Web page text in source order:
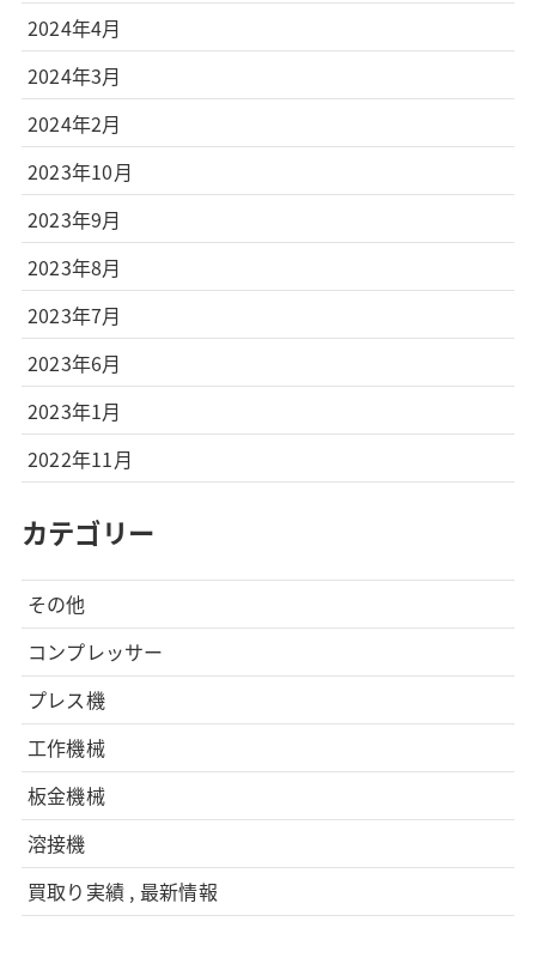
2024年4月
2024年3月
2024年2月
2023年10月
2023年9月
2023年8月
2023年7月
2023年6月
2023年1月
2022年11月
カテゴリー
その他
コンプレッサー
プレス機
工作機械
板金機械
溶接機
買取り実績 , 最新情報